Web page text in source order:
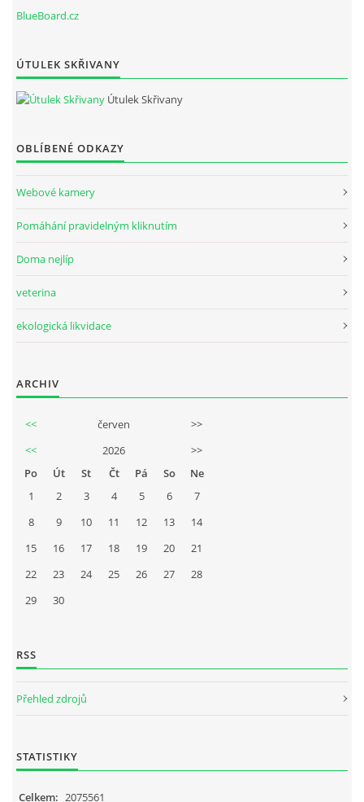
BlueBoard.cz
ÚTULEK SKŘIVANY
Útulek Skřivany
OBLÍBENÉ ODKAZY
Webové kamery
Pomáhání pravidelným kliknutím
Doma nejlíp
veterina
ekologická likvidace
ARCHIV
<< červen
>>
<<
2026
>>
Po
Út St Čt Pá So
Ne
1
2 3 4 5 6
7
8
9 10 11 12 13
14
15
16 17 18 19 20
21
22
23 24 25 26 27
28
29
30
RSS
Přehled zdrojů
STATISTIKY
Celkem: 2075561